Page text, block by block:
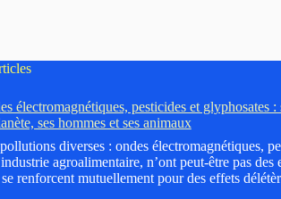
électromagnétiques, pesticides et glyphosates :
ses hommes et ses animaux
diverses : ondes électromagnétiques,
agroalimentaire, n’ont peut-être pas des
renforcent mutuellement pour des effets